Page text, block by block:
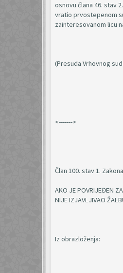
osnovu člana 46. stav
vratio prvostepenom
zainteresovanom licu
(Presuda Vrhovnog
<------->
Član 100. stav 1.
AKO JE POVRIJEĐEN
NIJE IZJAVLJIVAO
Iz obrazloženja: